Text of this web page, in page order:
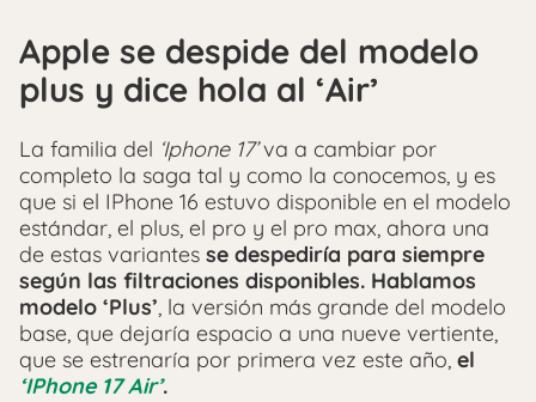
Apple se despide del modelo
plus y dice hola al ‘Air’
La familia del ‘Iphone 17’va a cambiar por
completo la saga tal y como la conocemos, y es
que si el IPhone 16 estuvo disponible en el modelo
estándar, el plus, el pro y el pro max, ahora una
de estas variantes se despediría para siempre
según las filtraciones disponibles. Hablamos
modelo ‘Plus’, la versión más grande del modelo
base, que dejaría espacio a una nueve vertiente,
que se estrenaría por primera vez este año, el
‘IPhone 17 Air’.